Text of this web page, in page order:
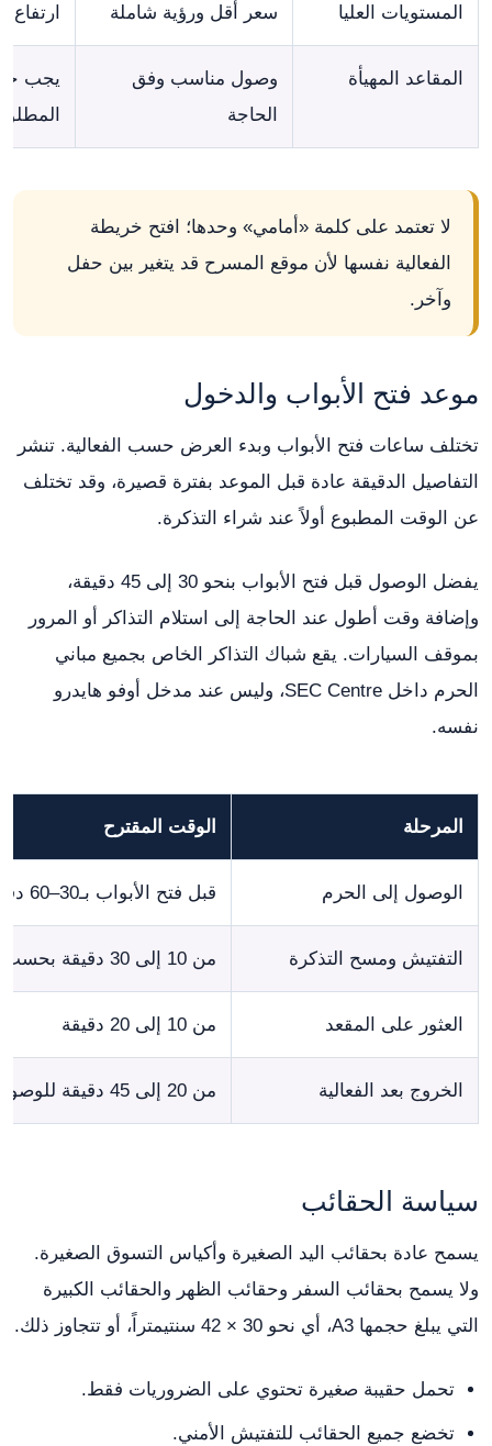
المستويات العليا سعر أقل ورؤية شاملة
المقاعد المهيأة
وصول مناسب وفق
الحاجة
يجب
لا تعتمد على كلمة «أمامي» وحدها؛ افتح خريطة
الفعالية نفسها لأن موقع المسرح قد يتغير بين حفل
وآخر.
موعد فتح الأبواب والدخول
تختلف ساعات فتح الأبواب وبدء العرض حسب الفعالية. تنشر
التفاصيل الدقيقة عادة قبل الموعد بفترة قصيرة، وقد تختلف
عن الوقت المطبوع أولاً عند شراء التذكرة.
يفضل الوصول قبل فتح الأبواب بنحو 30 إلى 45 دقيقة،
وإضافة وقت أطول عند الحاجة إلى استلام التذاكر أو المرور
بموقف السيارات. يقع شباك التذاكر الخاص بجميع مباني
الحرم داخل SEC Centre، وليس عند مدخل أوفو هايدرو
نفسه.
المرحلة الوقت المقترح
الوصول إلى الحرم قبل فتح الأبواب بـ30–60 دقيقة
التفتيش ومسح التذكرة من 10 إلى 30 دقيقة بحسب الازدحام
العثور على المقعد من 10 إلى 20 دقيقة
الخروج بعد الفعالية من 20 إلى 45 دقيقة للوصول إلى القطار أو السيارة
سياسة الحقائب
يسمح عادة بحقائب اليد الصغيرة وأكياس التسوق الصغيرة.
ولا يسمح بحقائب السفر وحقائب الظهر والحقائب الكبيرة
التي يبلغ حجمها A3، أي نحو 30 × 42 سنتيمتراً، أو تتجاوز ذلك.
تحمل حقيبة صغيرة تحتوي على الضروريات فقط.
تخضع جميع الحقائب للتفتيش الأمني.